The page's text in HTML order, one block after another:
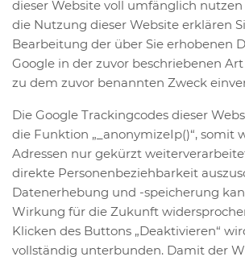
dieser Website voll umfänglich
die Nutzung dieser Website erklären
Bearbeitung der über Sie erhobenen
Google in der zuvor beschriebenen
zu dem zuvor benannten Zweck
Die Google Trackingcodes dieser
die Funktion „_anonymizeIp()“, somit
Adressen nur gekürzt
direkte Personenbeziehbarkeit
Datenerhebung und -speicherung
Wirkung für die Zukunft
Klicken des Buttons „Deaktivieren“
vollständig unterbunden. Damit der